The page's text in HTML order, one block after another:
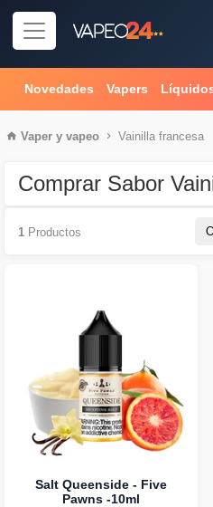
Novedades Vapers
Vaper y vapeo Vainilla francesa
Comprar Sabor
1 Productos
Salt Queenside - Five
Pawns -10ml